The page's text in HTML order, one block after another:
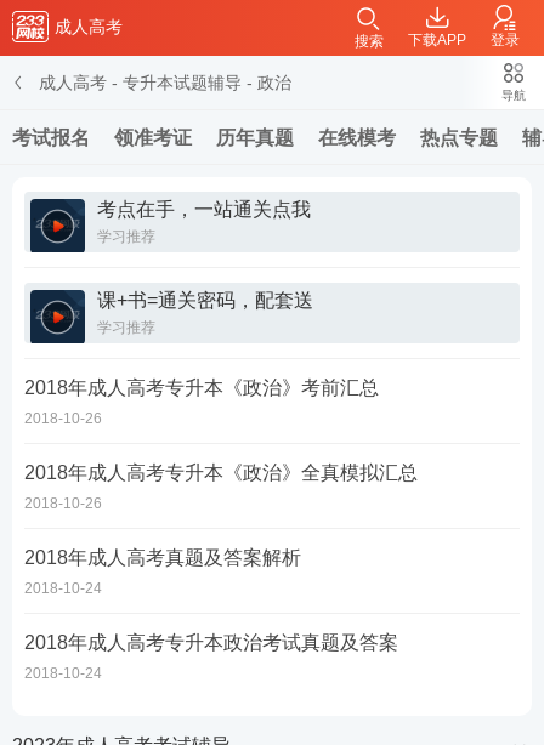
成人高考
下载APP 登录
搜索
成人高考 - 专升本试题辅导 - 政治
考试报名 领准考证 历年真题 在线模考 热点专题
导航
考点在手，一站通关点我
学习推荐
课+书=通关密码，配套送
学习推荐
2018年成人高考专升本《政治》考前汇总
2018-10-26
2018年成人高考专升本《政治》全真模拟汇总
2018-10-26
2018年成人高考真题及答案解析
2018-10-24
2018年成人高考专升本政治考试真题及答案
2018-10-24